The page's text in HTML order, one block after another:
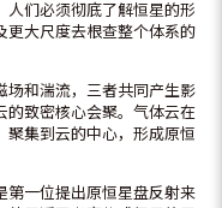
人们必须彻底了解恒星的形
更大尺度去根查整个体系的
场和湍流，三者共同产生影
的致密核心会聚。气体云在
聚集到云的中心，形成原恒
第一位提出原恒星盘反射来